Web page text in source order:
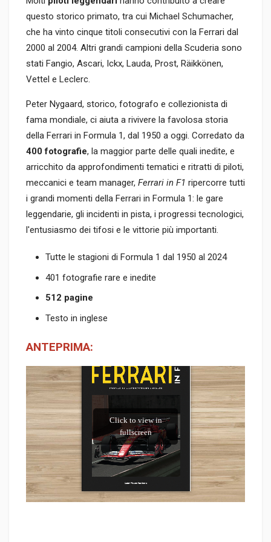
questo storico primato, tra cui Michael Schumacher,
che ha vinto cinque titoli consecutivi con la Ferrari dal
2000 al 2004. Altri grandi campioni della Scuderia sono
stati Fangio, Ascari, Ickx, Lauda, Prost, Räikkönen,
Vettel e Leclerc.
Peter Nygaard, storico, fotografo e collezionista di
fama mondiale, ci aiuta a rivivere la favolosa storia
della Ferrari in Formula 1, dal 1950 a oggi. Corredato da
400 fotografie, la maggior parte delle quali inedite, e
arricchito da approfondimenti tematici e ritratti di piloti,
meccanici e team manager, Ferrari in F1 ripercorre tutti
i grandi momenti della Ferrari in Formula 1: le gare
leggendarie, gli incidenti in pista, i progressi tecnologici,
l'entusiasmo dei tifosi e le vittorie più importanti.
Tutte le stagioni di Formula 1 dal 1950 al 2024
401 fotografie rare e inedite
512 pagine
Testo in inglese
ANTEPRIMA: